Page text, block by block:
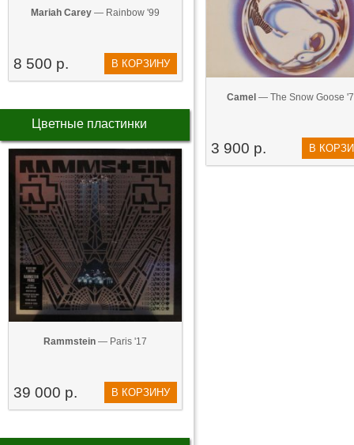
Mariah Carey — Rainbow '99
8 500 р. В КОРЗИНУ
Цветные пластинки
Rammstein — Paris '17
39 000 р. В КОРЗИНУ
Camel — The Snow Goose
3 900 р. В